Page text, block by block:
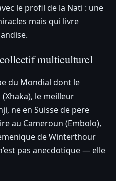
le profil de la Nati : une
mais qui livre
multiculturel
du Mondial dont le
le meilleur
ne en Suisse de pere
au Cameroun (Embolo),
de Winterthour
pas anecdotique — elle